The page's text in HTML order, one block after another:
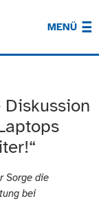
MENÜ
Diskussion
Sorge die
bei